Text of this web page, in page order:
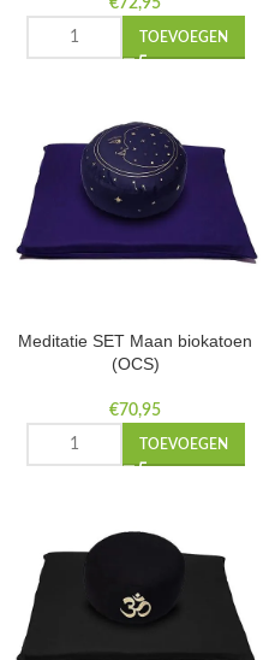
€72,95
TOEVOEGEN
Meditatie SET Maan biokatoen
(OCS)
€70,95
TOEVOEGEN